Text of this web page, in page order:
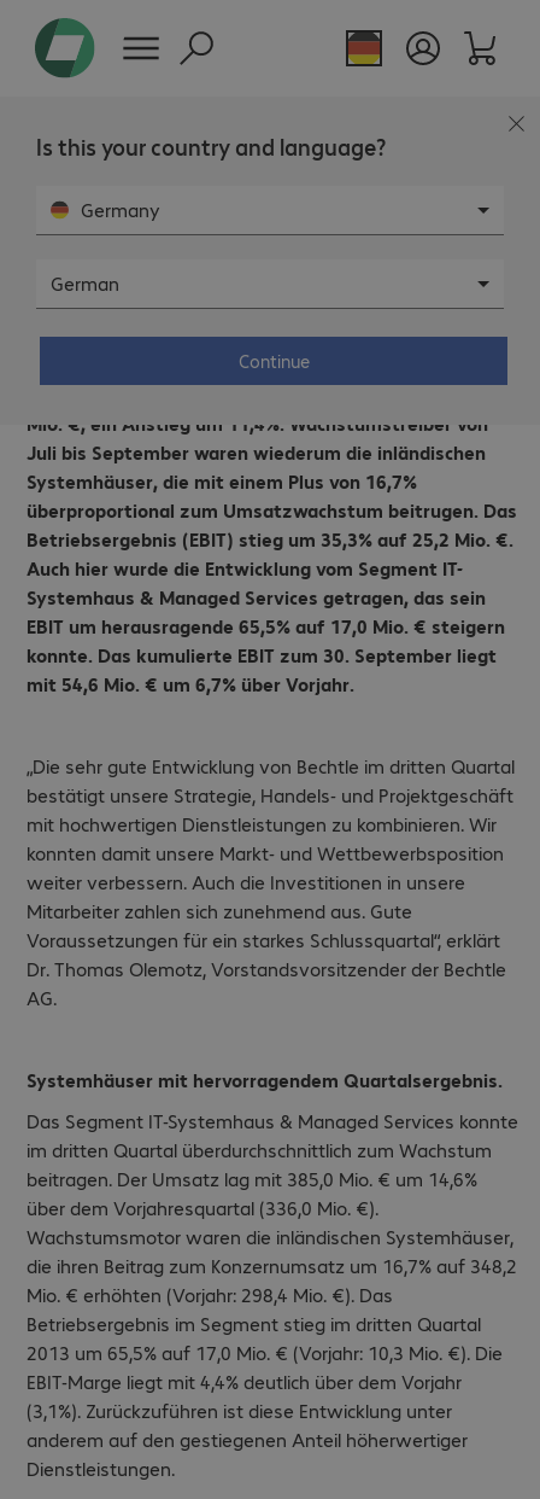
Is this your country and language?
Germany
German
Continue
Bechtle mit sehr starkem dritten Quartal.
Umsatz steigt um 11,4% auf 558,8 Mio. €
Konzern-EBIT mit 25,2 Mio. € 35,3% über Vorjahr
Systemhausgeschäft
Zuversichtlich für das vierte Quartal
Neckarsulm, 14. November 2013 – Im dritten Quartal
Mio. €, ein Anstieg um 11,4%. Wachstumstreiber von
Juli bis September waren wiederum die inländischen
Systemhäuser, die mit einem Plus von 16,7%
überproportional zum Umsatzwachstum beitrugen. Das
Betriebsergebnis (EBIT) stieg um 35,3% auf 25,2 Mio. €.
Auch hier wurde die Entwicklung vom Segment IT-
Systemhaus & Managed Services getragen, das sein
EBIT um herausragende 65,5% auf 17,0 Mio. € steigern
konnte. Das kumulierte EBIT zum 30. September liegt
mit 54,6 Mio. € um 6,7% über Vorjahr.
„Die sehr gute Entwicklung von Bechtle im dritten Quartal
bestätigt unsere Strategie, Handels- und Projektgeschäft
mit hochwertigen Dienstleistungen zu kombinieren. Wir
konnten damit unsere Markt- und Wettbewerbsposition
weiter verbessern. Auch die Investitionen in unsere
Mitarbeiter zahlen sich zunehmend aus. Gute
Voraussetzungen für ein starkes Schlussquartal“, erklärt
Dr. Thomas Olemotz, Vorstandsvorsitzender der Bechtle
AG.
Systemhäuser mit hervorragendem Quartalsergebnis.
Das Segment IT-Systemhaus & Managed Services konnte
im dritten Quartal überdurchschnittlich zum Wachstum
beitragen. Der Umsatz lag mit 385,0 Mio. € um 14,6%
über dem Vorjahresquartal (336,0 Mio. €).
Wachstumsmotor waren die inländischen Systemhäuser,
die ihren Beitrag zum Konzernumsatz um 16,7% auf 348,2
Mio. € erhöhten (Vorjahr: 298,4 Mio. €). Das
Betriebsergebnis im Segment stieg im dritten Quartal
2013 um 65,5% auf 17,0 Mio. € (Vorjahr: 10,3 Mio. €). Die
EBIT-Marge liegt mit 4,4% deutlich über dem Vorjahr
(3,1%). Zurückzuführen ist diese Entwicklung unter
anderem auf den gestiegenen Anteil höherwertiger
Dienstleistungen.